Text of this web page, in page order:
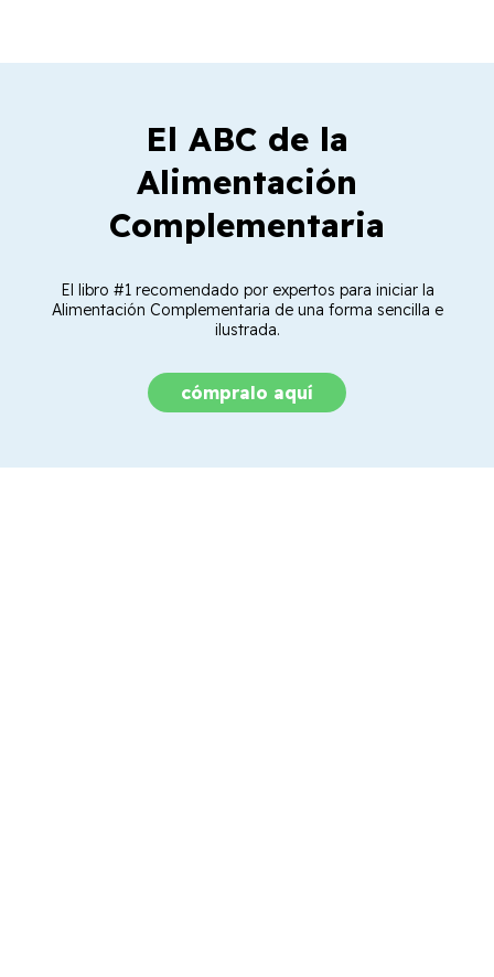
El ABC de la
Alimentación
Complementaria
El libro #1 recomendado por expertos para iniciar la
Alimentación Complementaria de una forma sencilla e
ilustrada.
cómpralo aquí